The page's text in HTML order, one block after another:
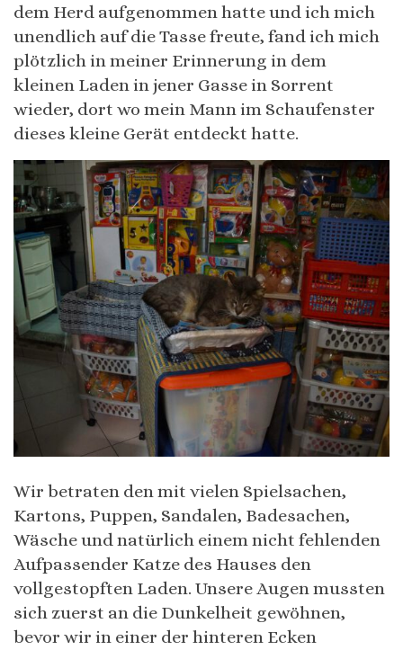
dem Herd aufgenommen hatte und ich mich
unendlich auf die Tasse freute, fand ich mich
plötzlich in meiner Erinnerung in dem
kleinen Laden in jener Gasse in Sorrent
wieder, dort wo mein Mann im Schaufenster
dieses kleine Gerät entdeckt hatte.
Wir betraten den mit vielen Spielsachen,
Kartons, Puppen, Sandalen, Badesachen,
Wäsche und natürlich einem nicht fehlenden
Aufpassender Katze des Hauses den
vollgestopften Laden. Unsere Augen mussten
sich zuerst an die Dunkelheit gewöhnen,
bevor wir in einer der hinteren Ecken